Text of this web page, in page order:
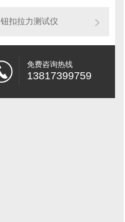
钮扣拉力测试仪
免费咨询热线
13817399759